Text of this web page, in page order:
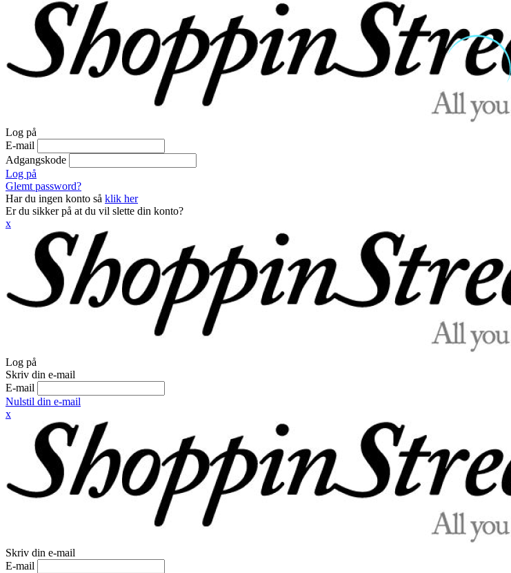
Log på
E-mail
Adgangskode
Log på
Glemt password?
Har du ingen konto så klik her
Er du sikker på at du vil slette din konto?
x
Log på
Skriv din e-mail
E-mail
Nulstil din e-mail
x
Skriv din e-mail
E-mail